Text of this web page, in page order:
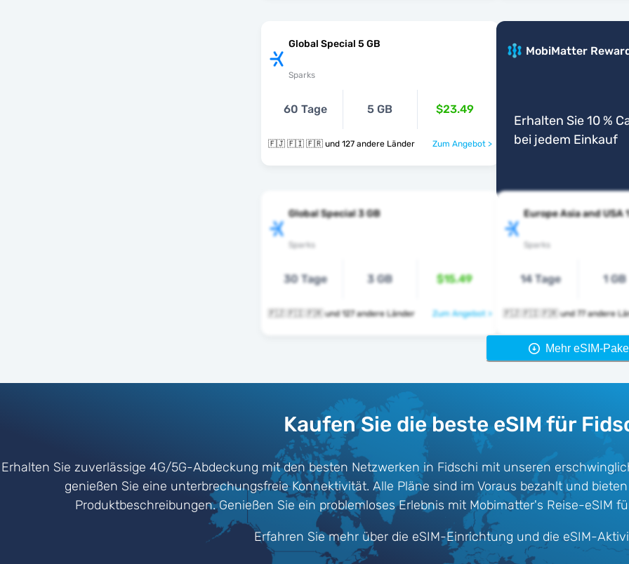
Global Special 5 GB
Sparks
60 Tage 5 GB $23.49
🇫🇯 🇫🇮 🇫🇷 und 127 andere Länder Zum Angebot >
MobiMatter
Erhalten Sie 10 %
bei jedem Einkauf
Global Special 3 GB
Sparks
30 Tage 3 GB $15.49
🇫🇯 🇫🇮 🇫🇷 und 127 andere Länder Zum Angebot >
Europe Asia and USA
Sparks
14 Tage 1 GB
🇫🇯 🇫🇮 🇫🇷 und 77 andere
Mehr eSIM-
Kaufen Sie die beste eSIM für
Erhalten Sie zuverlässige 4G/5G-Abdeckung mit den besten Netzwerken in Fidschi mit unseren
genießen Sie eine unterbrechungsfreie Konnektivität. Alle Pläne sind im Voraus bezahlt und
Produktbeschreibungen. Genießen Sie ein problemloses Erlebnis mit Mobimatter's Reise-eSIM
Erfahren Sie mehr über die eSIM-Einrichtung und die eSIM-